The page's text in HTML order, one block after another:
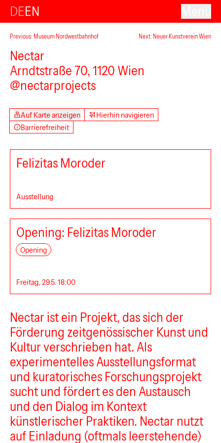
DEEN
Previous: Museum Nordwestbahnhof Next: Neuer Kunstverein Wien
Nectar
Arndtstraße 70, 1120 Wien
@nectarprojects
Auf Karte anzeigen
Hierhin navigieren
Barrierefreiheit
Felizitas Moroder
Ausstellung
Opening: Felizitas Moroder
Opening
Freitag, 29.5. 18:00
Nectar ist ein Projekt, das sich der
Förderung zeitgenössischer Kunst und
Kultur verschrieben hat. Als
experimentelles Ausstellungsformat
und kuratorisches Forschungsprojekt
sucht und fördert es den Austausch
und den Dialog im Kontext
künstlerischer Praktiken. Nectar nutzt
auf Einladung (oftmals leerstehende)